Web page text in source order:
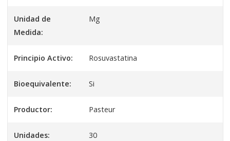
Unidad de
Medida:
Mg
Principio Activo: Rosuvastatina
Bioequivalente: Si
Productor: Pasteur
Unidades: 30